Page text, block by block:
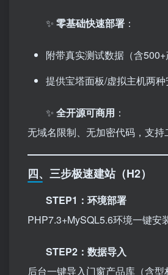
✨ ​ 零基础快速部署 ：
附带真实测试数据（含500+
提供宝塔面板/虚拟主机两
✨ ​ 全开源可商用 ：
无域名限制、无加密代码，支
四、三步极速建站（H2）
STEP1：环境部署
PHP7.3+MySQL5.6环境一键安
STEP2：数据导入
后台一键导入门窗产品库（含型